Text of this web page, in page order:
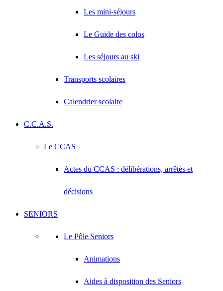
Les mini-séjours
Le Guide des colos
Les séjours au ski
Transports scolaires
Calendrier scolaire
C.C.A.S.
Le CCAS
Actes du CCAS : délibérations, arrêtés et
décisions
SENIORS
Le Pôle Seniors
Animations
Aides à disposition des Seniors